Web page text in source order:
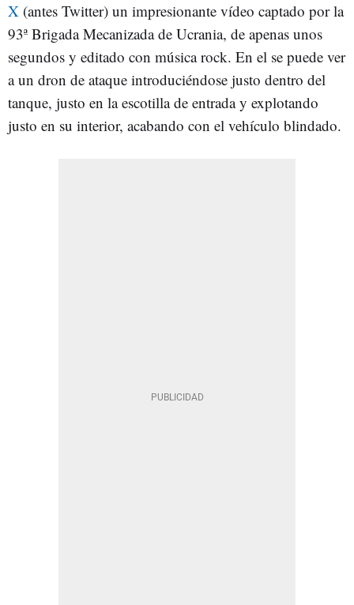
X (antes Twitter) un impresionante vídeo captado por la
93ª Brigada Mecanizada de Ucrania, de apenas unos
segundos y editado con música rock. En el se puede ver
a un dron de ataque introduciéndose justo dentro del
tanque, justo en la escotilla de entrada y explotando
justo en su interior, acabando con el vehículo blindado.